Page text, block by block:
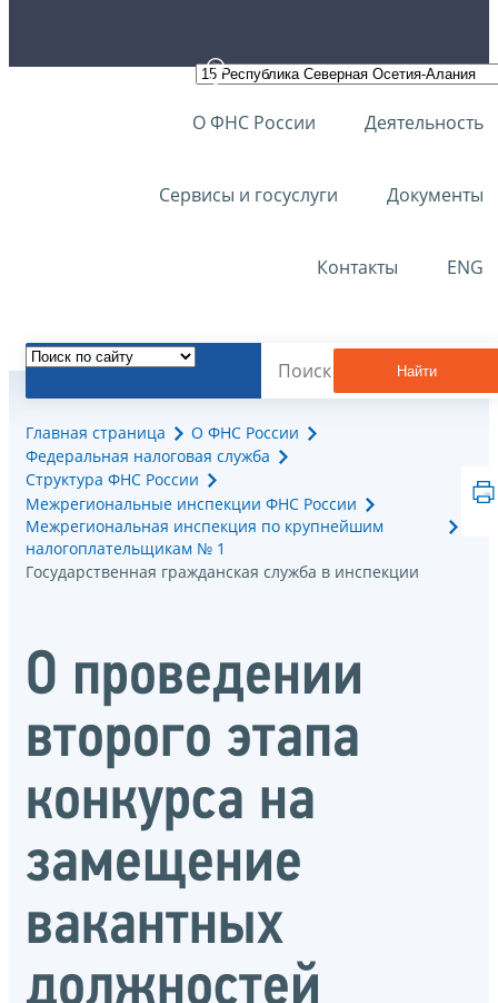
О ФНС России Деятельность
Сервисы и госуслуги Документы
Контакты ENG
Найти
Главная страница
О ФНС России
Федеральная налоговая служба
Структура ФНС России
Межрегиональные инспекции ФНС России
Межрегиональная инспекция по крупнейшим
налогоплательщикам № 1
Государственная гражданская служба в инспекции
О проведении
второго этапа
конкурса на
замещение
вакантных
должностей